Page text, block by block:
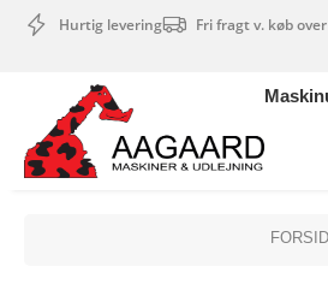
Hurtig levering Fri fragt v. køb
Maskinudlejning
Have- og parkmaskiner
Sikkerhed og tilbehør